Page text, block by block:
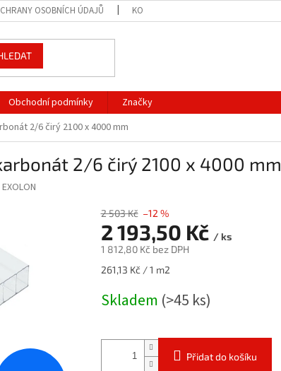
OSOBNÍCH ÚDAJŮ KONTAKTY
Obchodní podmínky
Značky
2/6 čirý 2100 x 4000 mm
2/6 čirý 2100 x 4000 mm
EXOLON
2 503 Kč –12 %
2 193,50 Kč / ks
1 812,80 Kč bez DPH
Měrná
261,13 Kč / 1 m2
Skladem (>45 ks)
Přidat do košíku